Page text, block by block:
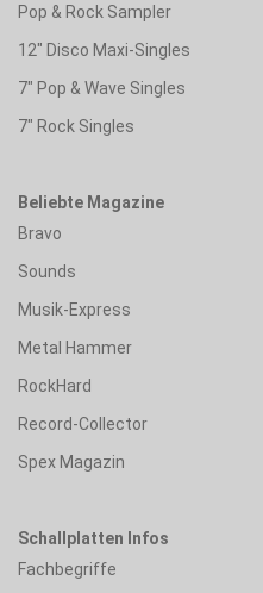
Pop & Rock Sampler
12" Disco Maxi-Singles
7" Pop & Wave Singles
7" Rock Singles
Beliebte Magazine
Bravo
Sounds
Musik-Express
Metal Hammer
RockHard
Record-Collector
Spex Magazin
Schallplatten Infos
Fachbegriffe